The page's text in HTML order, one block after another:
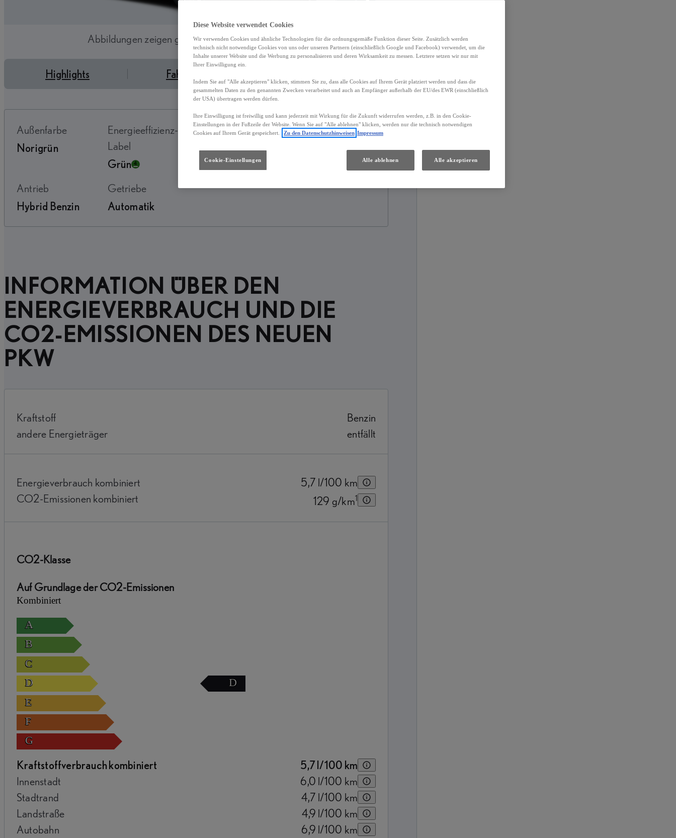
Abbildungen zeigen ggf. abweichende Ausstattung.
Highlights Fahrzeugdetails
Außenfarbe
Norigrün
Energieeffizienz-
Label
Grün
Erstzulassung
08-2026
Kilometerstand
Antrieb
Hybrid Benzin
Getriebe
Automatik
INFORMATION ÜBER DEN
ENERGIEVERBRAUCH UND DIE
CO2-EMISSIONEN DES NEUEN
PKW
Kraftstoff
Benzin
andere Energieträger
entfällt
Energieverbrauch kombiniert 5,7 l/100 km
CO2-Emissionen kombiniert
129 g/km1
CO2-Klasse
Auf Grundlage der CO2-Emissionen
Kombiniert
A
B
C
D
E
F
G
D
Kraftstoffverbrauch kombiniert 5,7l/100 km
Innenstadt
6,0 l/100 km
Stadtrand
4,7 l/100 km
Landstraße
4,9 l/100 km
Autobahn
6,9 l/100 km
Diese Website verwendet Cookies
Wir verwenden Cookies und ähnliche Technologien für die ordnungsgemäße Funktion dieser Seite. Zusätzlich werden
technisch nicht notwendige Cookies von uns oder unseren Partnern (einschließlich Google und Facebook) verwendet, um die
Inhalte unserer Website und die Werbung zu personalisieren und deren Wirksamkeit zu messen. Letztere setzen wir nur mit
Ihrer Einwilligung ein.
Indem Sie auf "Alle akzeptieren" klicken, stimmen Sie zu, dass alle Cookies auf Ihrem Gerät platziert werden und dass die
gesammelten Daten zu den genannten Zwecken verarbeitet und auch an Empfänger außerhalb der EU/des EWR (einschließlich
der USA) übertragen werden dürfen.
Ihre Einwilligung ist freiwillig und kann jederzeit mit Wirkung für die Zukunft widerrufen werden, z.B. in den Cookie-
Einstellungen in der Fußzeile der Website. Wenn Sie auf "Alle ablehnen" klicken, werden nur die technisch notwendigen
Cookies auf Ihrem Gerät gespeichert.
Zu den Datenschutzhinweisen Impressum
Cookie-Einstellungen Alle ablehnen Alle akzeptieren